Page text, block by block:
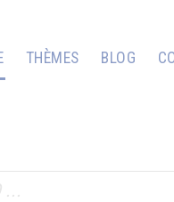
THÈMES BLOG